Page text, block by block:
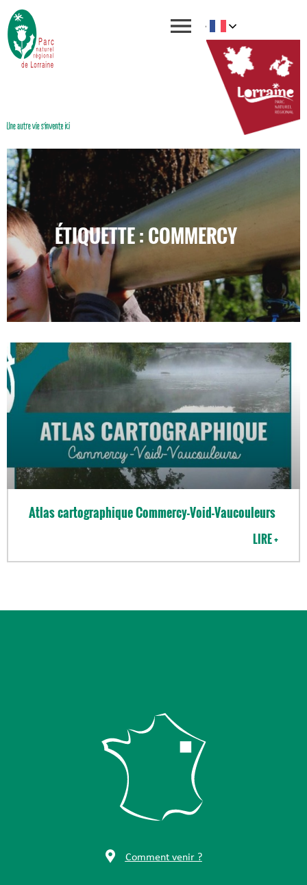
ÉTIQUETTE : COMMERCY
Atlas cartographique Commercy-Void-Vaucouleurs
LIRE +
Comment venir ?